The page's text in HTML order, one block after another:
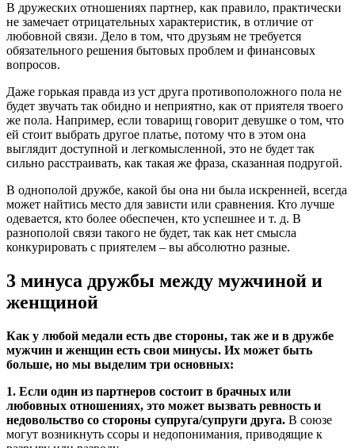
В дружеских отношениях партнер, как правило, практически
не замечает отрицательных характеристик, в отличие от
любовной связи. Дело в том, что друзьям не требуется
обязательного решения бытовых проблем и финансовых
вопросов.
Даже горькая правда из уст друга противоположного пола не
будет звучать так обидно и неприятно, как от приятеля твоего
же пола. Например, если товарищ говорит девушке о том, что
ей стоит выбрать другое платье, потому что в этом она
выглядит доступной и легкомысленной, это не будет так
сильно расстраивать, как такая же фраза, сказанная подругой.
В однополой дружбе, какой бы она ни была искренней, всегда
может найтись место для зависти или сравнения. Кто лучше
одевается, кто более обеспечен, кто успешнее и т. д. В
разнополой связи такого не будет, так как нет смысла
конкурировать с приятелем – вы абсолютно разные.
3 минуса дружбы между мужчиной и
женщиной
Как у любой медали есть две стороны, так же и в дружбе
мужчин и женщин есть свои минусы. Их может быть
больше, но мы выделим три основных:
1. Если один из партнеров состоит в брачных или
любовных отношениях, это может вызвать ревность и
недовольство со стороны супруга/супруги друга. В союзе
могут возникнуть ссоры и недопонимания, приводящие к